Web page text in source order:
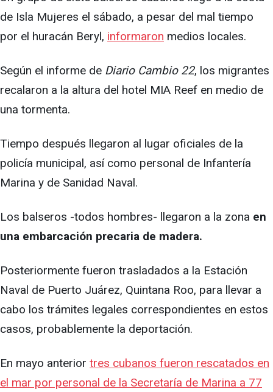
de Isla Mujeres el sábado, a pesar del mal tiempo
por el huracán Beryl, informaron medios locales.
Según el informe de Diario Cambio 22, los migrantes
recalaron a la altura del hotel MIA Reef en medio de
una tormenta.
Tiempo después llegaron al lugar oficiales de la
policía municipal, así como personal de Infantería
Marina y de Sanidad Naval.
Los balseros -todos hombres- llegaron a la zona en
una embarcación precaria de madera.
Posteriormente fueron trasladados a la Estación
Naval de Puerto Juárez, Quintana Roo, para llevar a
cabo los trámites legales correspondientes en estos
casos, probablemente la deportación.
En mayo anterior tres cubanos fueron rescatados en
el mar por personal de la Secretaría de Marina a 77